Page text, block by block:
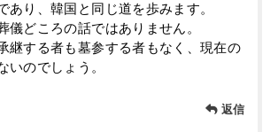
あり、韓国と同じ道を歩みます。
儀どころの話ではありません。
継する者も墓参する者もなく、現在の
いのでしょう。
返信